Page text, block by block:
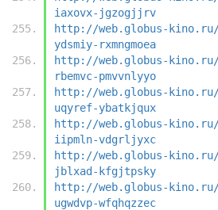
iaxovx-jgzogjjrv
http://web.globus-kino.ru/
ydsmiy-rxmngmoea
http://web.globus-
rbemvc-pmvvnlyyo
http://web.globus-kino.ru/
uqyref-ybatkjqux
http://web.globus-kino.ru/
iipmln-vdgrljyxc
http://web.globus-
jblxad-kfgjtpsky
http://web.globus-kino.ru/
ugwdvp-wfqhqzzec